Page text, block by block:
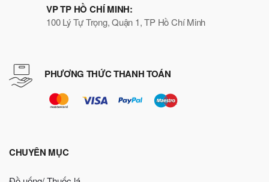
VP TP HỒ CHÍ MINH:
100 Lý Tự Trọng, Quận 1, TP Hồ Chí Minh
PHƯƠNG THỨC THANH TOÁN
CHUYÊN MỤC